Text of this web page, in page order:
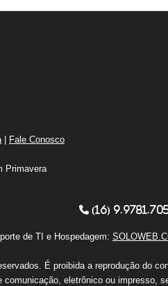
| Fale Conosco
Primavera
(16)
de TI e Hospedagem:
É proibida a reprodução do
comunicação, eletrônico ou impresso,